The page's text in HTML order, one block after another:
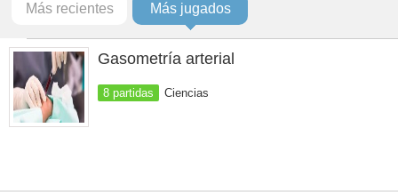
Más recientes Más jugados
Gasometría arterial
8 partidas Ciencias